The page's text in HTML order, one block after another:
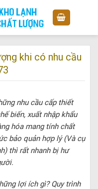
khi có nhu cầu
nhu cầu cấp thiết
biến, xuất nhập khẩu
hóa mang tính chất
bảo quản hợp lý (Và cụ
thì rất nhanh bị hư
lợi ích gì? Quy trình